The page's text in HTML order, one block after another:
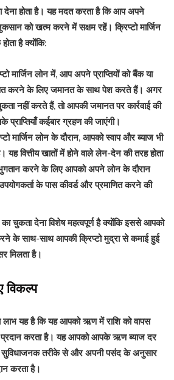
होता है। यह मदत करता है कि आप अपने
को खत्म करने में सक्षम रहें। क्रिप्टो मार्जिन
है क्योंकि:
मार्जिन लोन में, आप अपने प्राप्तियों को बैंक या
करने के लिए जमानत के साथ पेश करते हैं। अगर
नहीं करते हैं, तो आपकी जमानत पर कार्रवाई की
कईबार ग्रहण की जाएंगी।
मार्जिन लोन के दौरान, आपको स्वाप और ब्याज भी
यह वित्तीय खातों में होने वाले लेन-देन की तरह होता
करने के लिए आपको अपने लोन के दौरान
के पास कीवर्ड और प्रमाणित करने की
का चुकता देना विशेष महत्वपूर्ण है क्योंकि इससे आपको
के साथ-साथ आपकी क्रिप्टो मुद्रा से कमाई हुई
मिलता है।
लाभ यह है कि यह आपको ऋण में राशि को वापस
प्रदान करता है। यह आपको आपके ऋण ब्याज दर
सुविधाजनक तरीके से और अपनी पसंद के अनुसार
करता है।